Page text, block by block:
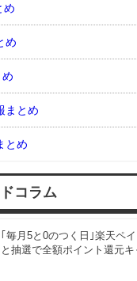
め
め
まとめ
とめ
コラム
｢毎月5と0のつく日｣楽天ペ
と抽選で全額ポイント還元